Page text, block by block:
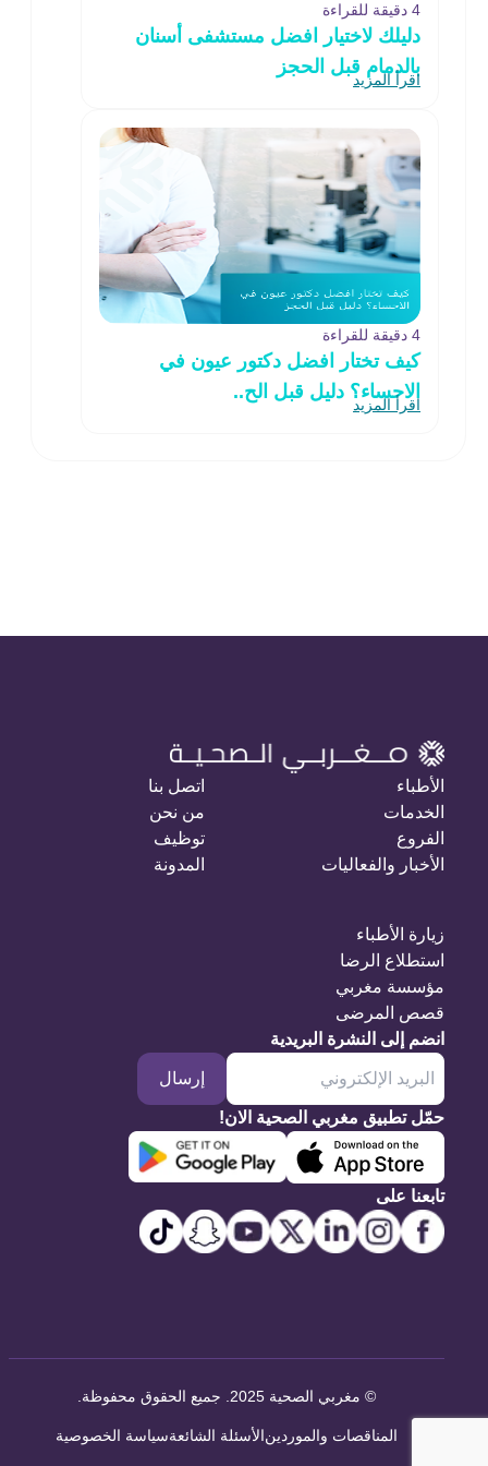
4 دقيقة للقراءة
دليلك لاختيار افضل مستشفى أسنان
بالدمام قبل الحجز
اقرأ المزيد
4 دقيقة للقراءة
كيف تختار افضل دكتور عيون في
الاحساء؟ دليل قبل الح..
اقرأ المزيد
الأطباء
الخدمات
الفروع
الأخبار والفعاليات
اتصل بنا
من نحن
توظيف
المدونة
زيارة الأطباء
استطلاع الرضا
مؤسسة مغربي
قصص المرضى
انضم إلى النشرة البريدية
إرسال
حمّل تطبيق مغربي الصحية الان!
تابعنا على
© مغربي الصحية 2025. جميع الحقوق محفوظة
المناقصات والموردينالأسئلة الشائعةسياسة الخصوصية